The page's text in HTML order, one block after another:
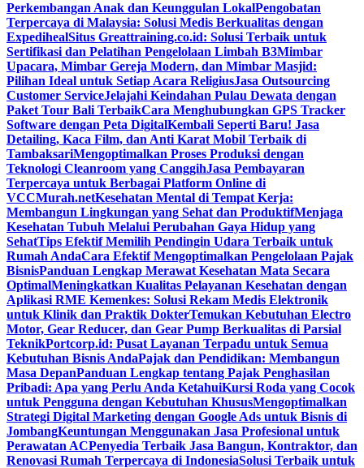
Perkembangan Anak dan Keunggulan LokalPengobatan
Terpercaya di Malaysia: Solusi Medis Berkualitas dengan
ExpedihealSitus Greattraining.co.id: Solusi Terbaik untuk
Sertifikasi dan Pelatihan Pengelolaan Limbah B3Mimbar
Upacara, Mimbar Gereja Modern, dan Mimbar Masjid:
Pilihan Ideal untuk Setiap Acara ReligiusJasa Outsourcing
Customer ServiceJelajahi Keindahan Pulau Dewata dengan
Paket Tour Bali TerbaikCara Menghubungkan GPS Tracker
Software dengan Peta DigitalKembali Seperti Baru! Jasa
Detailing, Kaca Film, dan Anti Karat Mobil Terbaik di
TambaksariMengoptimalkan Proses Produksi dengan
Teknologi Cleanroom yang CanggihJasa Pembayaran
Terpercaya untuk Berbagai Platform Online di
VCCMurah.netKesehatan Mental di Tempat Kerja:
Membangun Lingkungan yang Sehat dan ProduktifMenjaga
Kesehatan Tubuh Melalui Perubahan Gaya Hidup yang
SehatTips Efektif Memilih Pendingin Udara Terbaik untuk
Rumah AndaCara Efektif Mengoptimalkan Pengelolaan Pajak
BisnisPanduan Lengkap Merawat Kesehatan Mata Secara
OptimalMeningkatkan Kualitas Pelayanan Kesehatan dengan
Aplikasi RME Kemenkes: Solusi Rekam Medis Elektronik
untuk Klinik dan Praktik DokterTemukan Kebutuhan Electro
Motor, Gear Reducer, dan Gear Pump Berkualitas di Parsial
TeknikPortcorp.id: Pusat Layanan Terpadu untuk Semua
Kebutuhan Bisnis AndaPajak dan Pendidikan: Membangun
Masa DepanPanduan Lengkap tentang Pajak Penghasilan
Pribadi: Apa yang Perlu Anda KetahuiKursi Roda yang Cocok
untuk Pengguna dengan Kebutuhan KhususMengoptimalkan
Strategi Digital Marketing dengan Google Ads untuk Bisnis di
JombangKeuntungan Menggunakan Jasa Profesional untuk
Perawatan ACPenyedia Terbaik Jasa Bangun, Kontraktor, dan
Renovasi Rumah Terpercaya di IndonesiaSolusi Terbaik untuk